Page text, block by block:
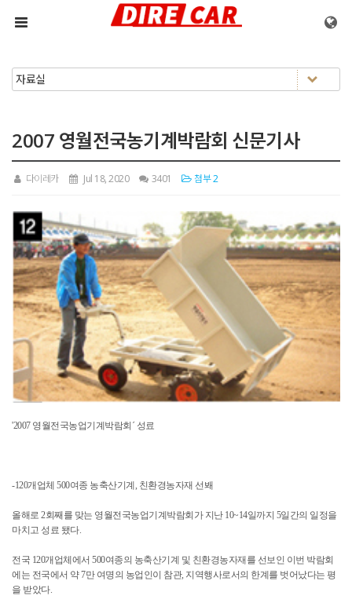
메뉴 건너뛰기
2007 영월전국농기계박람회 신문기사
다이레카 Jul 18, 2020 3401 첨부 2
'2007 영월전국농업기계박람회´ 성료
-120개업체 500여종 농축산기계, 친환경농자재 선봬
올해로 2회째를 맞는 영월전국농업기계박람회가 지난 10~14일까지 5일간의 일정을
마치고 성료 됐다.
전국 120개업체에서 500여종의 농축산기계 및 친환경농자재를 선보인 이번 박람회
에는 전국에서 약 7만 여명의 농업인이 참관, 지역행사로서의 한계를 벗어났다는 평
을 받았다.